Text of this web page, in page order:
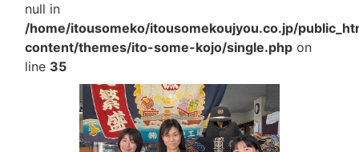
null in
/home/itousomeko/itousomekoujyou.co.jp/
content/themes/ito-some-kojo/single.php on
line 35